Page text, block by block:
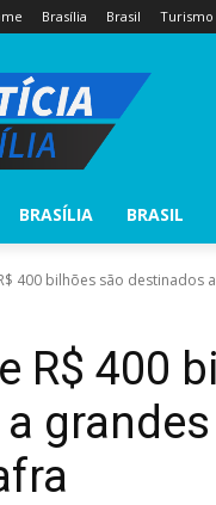
Brasília Brasil
BRASÍLIA BRASIL
400 bilhões são
R$ 400